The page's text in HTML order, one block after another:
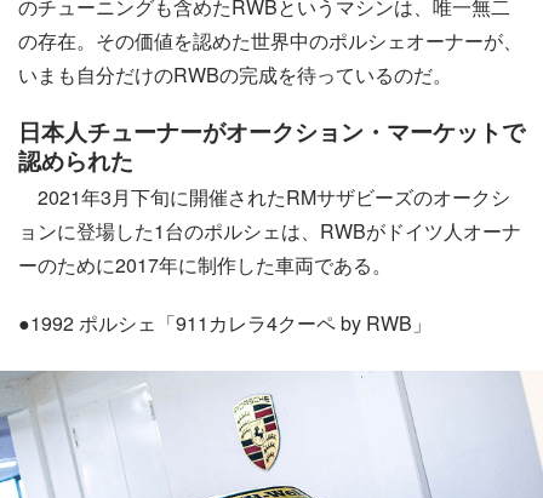
のチューニングも含めたRWBというマシンは、唯一無二
の存在。その価値を認めた世界中のポルシェオーナーが、
いまも自分だけのRWBの完成を待っているのだ。
日本人チューナーがオークション・マーケットで
認められた
2021年3月下旬に開催されたRMサザビーズのオークシ
ョンに登場した1台のポルシェは、RWBがドイツ人オーナ
ーのために2017年に制作した車両である。
●1992 ポルシェ「911カレラ4クーペ by RWB」